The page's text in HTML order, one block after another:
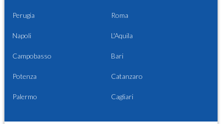
Perugia Roma
Napoli L'Aquila
Campobasso Bari
Potenza Catanzaro
Palermo Cagliari